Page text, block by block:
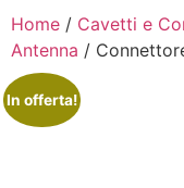
Home / Cavetti e
Antenna /
In offerta!